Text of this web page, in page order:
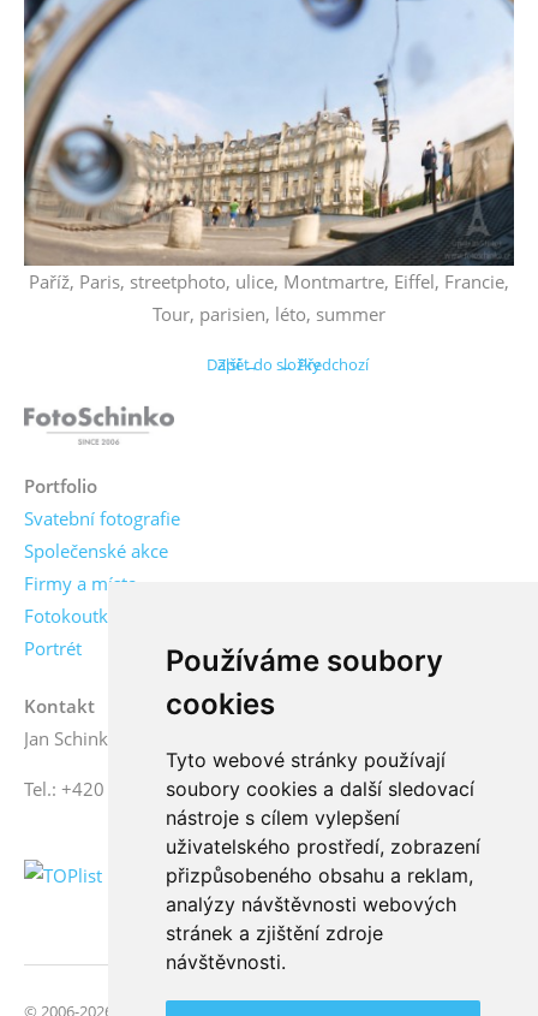
Používáme soubory
cookies
Tyto webové stránky používají
soubory cookies a další sledovací
nástroje s cílem vylepšení
uživatelského prostředí, zobrazení
přizpůsobeného obsahu a reklam,
analýzy návštěvnosti webových
stránek a zjištění zdroje
návštěvnosti.
Paříž, Paris, streetphoto, ulice, Montmartre, Eiffel, Francie,
Tour, parisien, léto, summer
← Předchozí
Další →
Zpět do složky
Portfolio
Svatební fotografie
Společenské akce
Firmy a místa
Fotokoutky
Portrét
Kontakt
Jan Schinko jr., fotograf
Tel.: +420 776 771 000